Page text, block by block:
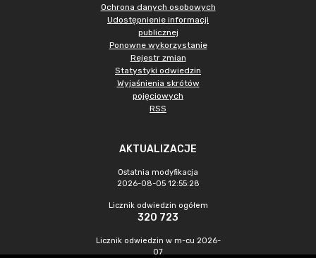
Ochrona danych osobowych
Udostępnienie informacji
publicznej
Ponowne wykorzystanie
Rejestr zmian
Statystyki odwiedzin
Wyjaśnienia skrótów
pojęciowych
RSS
AKTUALIZACJE
Ostatnia modyfikacja
2026-08-05 12:55:28
Licznik odwiedzin ogółem
320 723
Licznik odwiedzin w m-cu 2026-
07